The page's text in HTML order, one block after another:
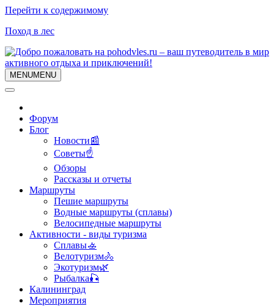
Перейти к содержимому
Поход в лес
MENUMENU
Форум
Блог
Новости📰
Советы☝
Обзоры
Рассказы и отчеты
Маршруты
Пешие маршруты
Водные маршруты (сплавы)
Велосипедные маршруты
Активности - виды туризма
Сплавы🚣
Велотуризм🚴
Экотуризм🌿
Рыбалка🎣
Калининград
Мероприятия